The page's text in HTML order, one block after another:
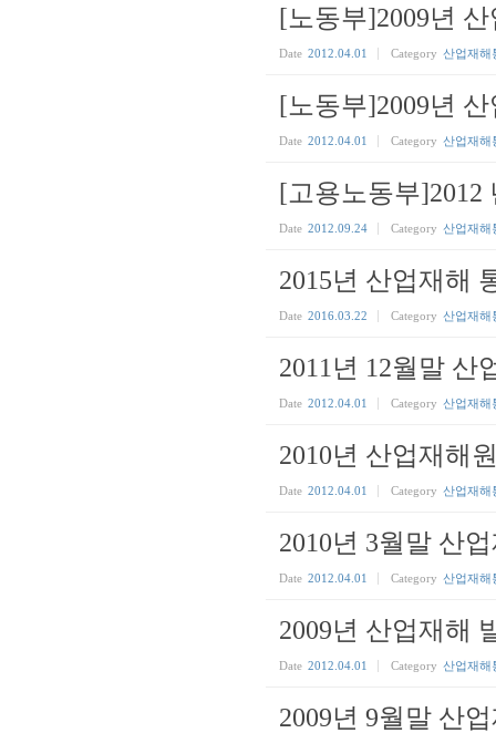
[노동부]2009년
Date 2012.04.01 Category 산업재해
[노동부]2009년
Date 2012.04.01 Category 산업재해
[고용노동부]2012
Date 2012.09.24 Category 산업재해
2015년 산업재해
Date 2016.03.22 Category 산업재해
2011년 12월말 산
Date 2012.04.01 Category 산업재해
2010년 산업재해
Date 2012.04.01 Category 산업재해
2010년 3월말 산
Date 2012.04.01 Category 산업재해
2009년 산업재해
Date 2012.04.01 Category 산업재해
2009년 9월말 산